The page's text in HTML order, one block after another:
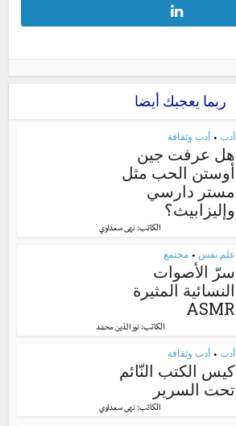
ربما يعجبك أيضا
أدب • أدب وثقافة
هل عرفت جين
أوستن الحب مثل
مستر دارسي
وإليزابيث؟
الكاتب: نهى سعداوي
علم نفس • مجتمع
سرّ الأصوات
النسائية المثيرة
ASMR
الكاتب:نور الدّين محمّد
أدب • أدب وثقافة
كيس الكتب النّائم
تحت السرير
الكاتب: نهى سعداوي